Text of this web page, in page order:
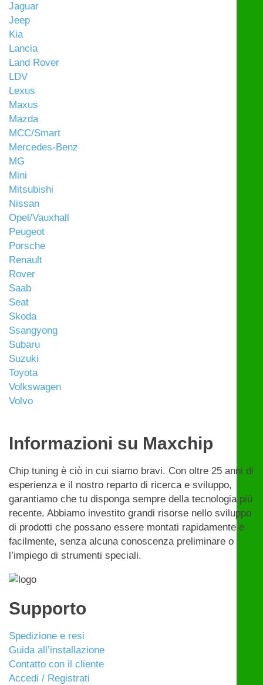
Jaguar
Jeep
Kia
Lancia
Land Rover
LDV
Lexus
Maxus
Mazda
MCC/Smart
Mercedes-Benz
MG
Mini
Mitsubishi
Nissan
Opel/Vauxhall
Peugeot
Porsche
Renault
Rover
Saab
Seat
Skoda
Ssangyong
Subaru
Suzuki
Toyota
Volkswagen
Volvo
Informazioni su Maxchip
Chip tuning è ciò in cui siamo bravi. Con oltre 25 anni di
esperienza e il nostro reparto di ricerca e sviluppo,
garantiamo che tu disponga sempre della tecnologia più
recente. Abbiamo investito grandi risorse nello sviluppo
di prodotti che possano essere montati rapidamente e
facilmente, senza alcuna conoscenza preliminare o
l’impiego di strumenti speciali.
Supporto
Spedizione e resi
Guida all’installazione
Contatto con il cliente
Accedi / Registrati